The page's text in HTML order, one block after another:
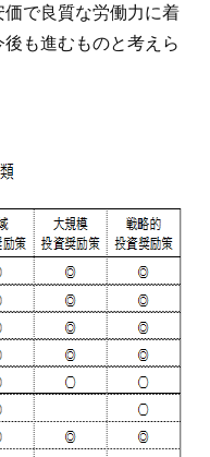
で良質な労働力に着
も進むものと考えら